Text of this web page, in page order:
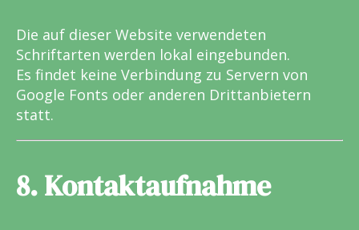
Die auf dieser Website verwendeten
Schriftarten werden lokal eingebunden.
Es findet keine Verbindung zu Servern von
Google Fonts oder anderen Drittanbietern
statt.
8. Kontaktaufnahme